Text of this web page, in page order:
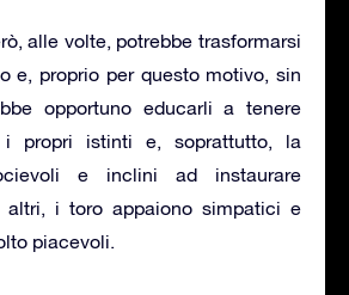
alle volte, potrebbe trasformarsi
e, proprio per questo motivo, sin
opportuno educarli a tenere
i propri istinti e, soprattutto, la
e inclini ad instaurare
altri, i toro appaiono simpatici e
piacevoli.